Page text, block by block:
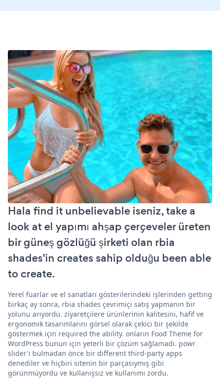
Hala find it unbelievable iseniz, take a
look at el yapımı ahşap çerçeveler üreten
bir güneş gözlüğü şirketi olan rbia
shades'in creates sahip olduğu been able
to create.
Yerel fuarlar ve el sanatları gösterilerindeki işlerinden getting
birkaç ay sonra, rbia shades çevrimiçi satış yapmanın bir
yolunu arıyordu. ziyaretçilere ürünlerinin kalitesini, hafif ve
ergonomik tasarımlarını görsel olarak çekici bir şekilde
göstermek için required the ability. onların Food Theme for
WordPress bunun için yeterli bir çözüm sağlamadı. powr
slider'ı bulmadan önce bir different third-party apps
denediler ve hiçbiri sitenin bir parçasıymış gibi
görünmüyordu ve kullanışsız ve kullanımı zordu.